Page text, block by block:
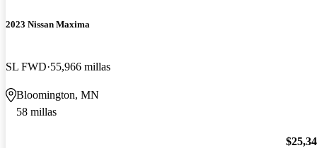
2023 Nissan Maxima
SL FWD 55,966 millas
Bloomington, MN
58 millas